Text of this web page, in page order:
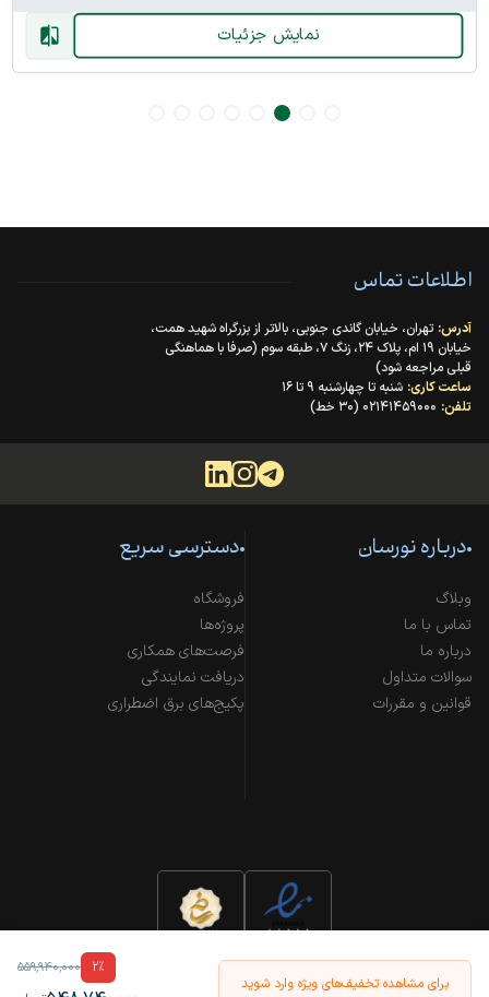
نمایش جزئیات
برای مشاهده تخفیف‌های ویژه وارد شوید
2% ۵۵۹٬۹۴۰٬۰۰۰
اطلاعات تماس
آدرس: تهران، خیابان گاندی جنوبی، بالاتر از بزرگراه شهید همت،
خیابان ۱۹ ام، پلاک ۲۴، زنگ ۷، طبقه سوم (صرفا با هماهنگی
قبلی مراجعه شود)
ساعت کاری: شنبه تا چهارشنبه ۹ تا ۱۶
تلفن: ۰۲۱۴۱۴۵۹۰۰۰ (۳۰ خط)
درباره نورسان
وبلاگ
تماس با ما
درباره ما
سوالات متداول
قوانین و مقررات
دسترسی سریع
فروشگاه
پروژه‌ها
فرصت‌های همکاری
دریافت نمایندگی
پکیج‌های برق اضطراری